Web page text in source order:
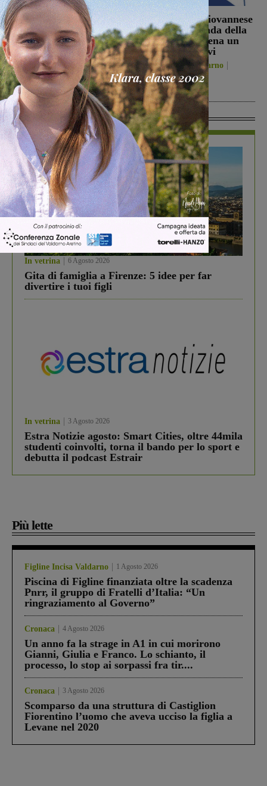
Sospese le ricerche sul
campo di Miah Billal, il
Prefetto di Arezzo:
“L’attenzione delle
istituzioni su questa
vicenda resta alta”
Cronaca 6 Agosto 2026
La Futsal Sangiovannese
ha scelto la strada della
continuità, appena un
paio i volti nuovi
San Giovanni Valdarno
6 Agosto 2026
In Vetrina
In vetrina 6 Agosto 2026
Gita di famiglia a Firenze: 5 idee per far
divertire i tuoi figli
In vetrina 3 Agosto 2026
Estra Notizie agosto: Smart Cities, oltre 44mila
studenti coinvolti, torna il bando per lo sport e
debutta il podcast Estrair
Più lette
Figline Incisa Valdarno 1 Agosto 2026
Piscina di Figline finanziata oltre la scadenza
Pnrr, il gruppo di Fratelli d’Italia: “Un
ringraziamento al Governo”
Cronaca 4 Agosto 2026
Un anno fa la strage in A1 in cui morirono
Gianni, Giulia e Franco. Lo schianto, il
processo, lo stop ai sorpassi fra tir....
Cronaca 3 Agosto 2026
Scomparso da una struttura di Castiglion
Fiorentino l’uomo che aveva ucciso la figlia a
Levane nel 2020